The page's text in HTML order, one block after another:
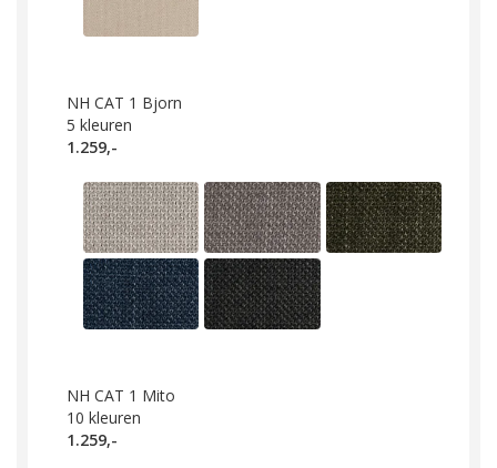
NH CAT 1 Bjorn
5 kleuren
1.259,-
NH CAT 1 Mito
10 kleuren
1.259,-